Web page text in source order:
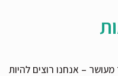
– אנחנו רוצים להיות